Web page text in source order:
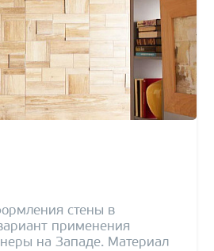
стены в
применения
на Западе. Материал